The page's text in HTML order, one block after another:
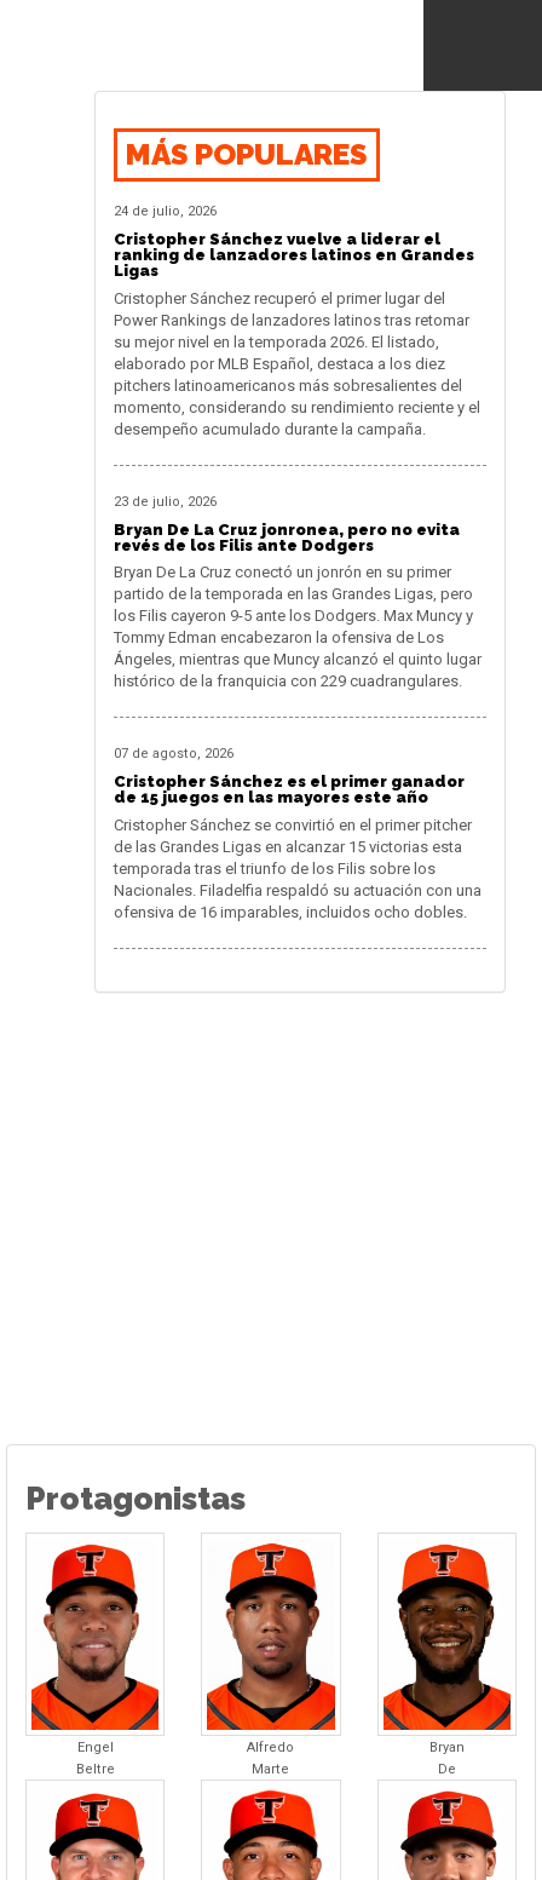
MÁS POPULARES
24 de julio, 2026
Cristopher Sánchez vuelve a liderar el
ranking de lanzadores latinos en Grandes
Ligas
Cristopher Sánchez recuperó el primer lugar del
Power Rankings de lanzadores latinos tras retomar
su mejor nivel en la temporada 2026. El listado,
elaborado por MLB Español, destaca a los diez
pitchers latinoamericanos más sobresalientes del
momento, considerando su rendimiento reciente y el
desempeño acumulado durante la campaña.
23 de julio, 2026
Bryan De La Cruz jonronea, pero no evita
revés de los Filis ante Dodgers
Bryan De La Cruz conectó un jonrón en su primer
partido de la temporada en las Grandes Ligas, pero
los Filis cayeron 9-5 ante los Dodgers. Max Muncy y
Tommy Edman encabezaron la ofensiva de Los
Ángeles, mientras que Muncy alcanzó el quinto lugar
histórico de la franquicia con 229 cuadrangulares.
07 de agosto, 2026
Cristopher Sánchez es el primer ganador
de 15 juegos en las mayores este año
Cristopher Sánchez se convirtió en el primer pitcher
de las Grandes Ligas en alcanzar 15 victorias esta
temporada tras el triunfo de los Filis sobre los
Nacionales. Filadelfia respaldó su actuación con una
ofensiva de 16 imparables, incluidos ocho dobles.
Protagonistas
Engel
Beltre
Alfredo
Marte
Bryan
De